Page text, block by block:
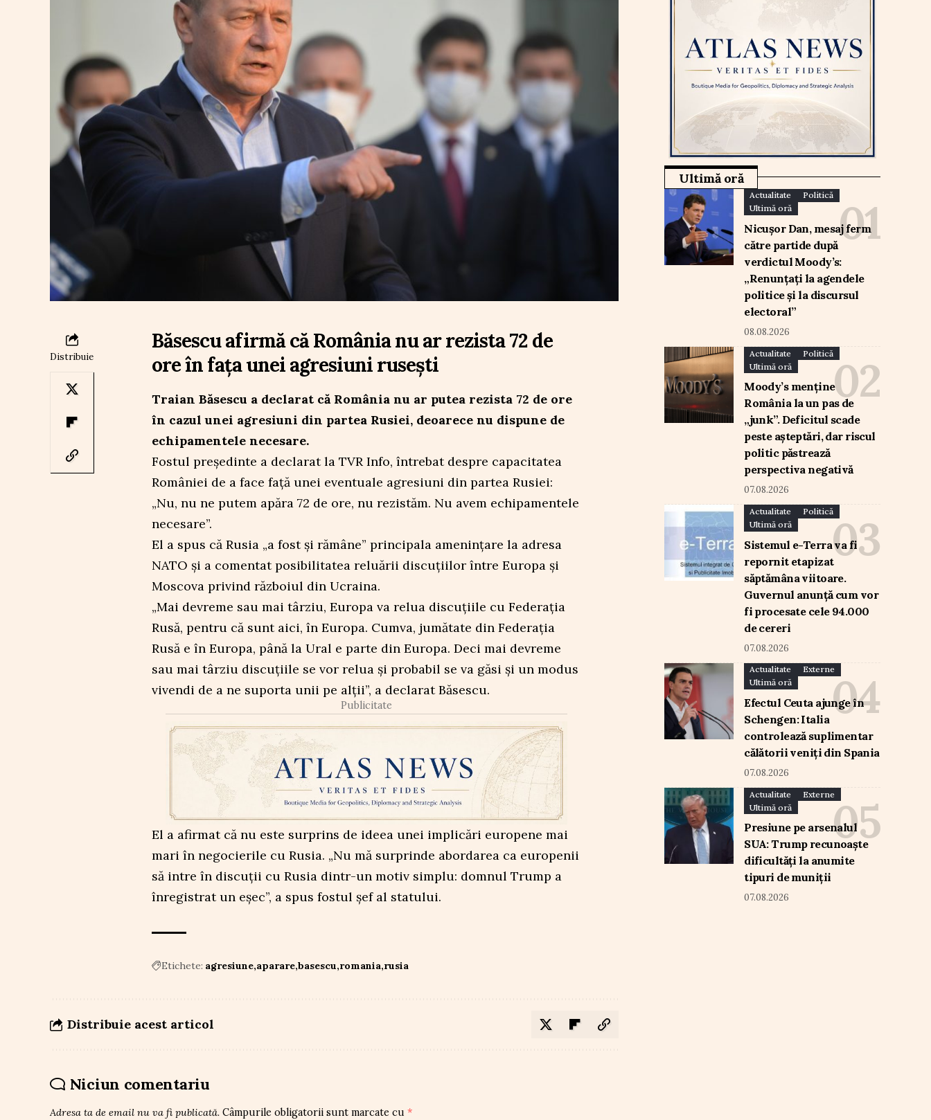
Distribuie
Băsescu afirmă că România nu ar rezista 72 de
ore în fața unei agresiuni rusești
Traian Băsescu a declarat că România nu ar putea rezista 72 de ore
în cazul unei agresiuni din partea Rusiei, deoarece nu dispune de
echipamentele necesare.
Fostul președinte a declarat la TVR Info, întrebat despre capacitatea
României de a face față unei eventuale agresiuni din partea Rusiei:
„Nu, nu ne putem apăra 72 de ore, nu rezistăm. Nu avem echipamentele
necesare”.
El a spus că Rusia „a fost și rămâne” principala amenințare la adresa
NATO și a comentat posibilitatea reluării discuțiilor între Europa și
Moscova privind războiul din Ucraina.
„Mai devreme sau mai târziu, Europa va relua discuțiile cu Federația
Rusă, pentru că sunt aici, în Europa. Cumva, jumătate din Federația
Rusă e în Europa, până la Ural e parte din Europa. Deci mai devreme
sau mai târziu discuțiile se vor relua și probabil se va găsi și un modus
vivendi de a ne suporta unii pe alții”, a declarat Băsescu.
Publicitate
El a afirmat că nu este surprins de ideea unei implicări europene mai
mari în negocierile cu Rusia. „Nu mă surprinde abordarea ca europenii
să intre în discuții cu Rusia dintr-un motiv simplu: domnul Trump a
înregistrat un eșec”, a spus fostul șef al statului.
Etichete: agresiune aparare basescu romania rusia
Distribuie acest articol
Niciun comentariu
Adresa ta de email nu va fi publicată. Câmpurile obligatorii sunt marcate cu *
Ultimă oră
Actualitate
Politică
Ultimă oră
Nicușor Dan, mesaj ferm
către partide după
verdictul Moody’s:
„Renunțați la agendele
politice și la discursul
electoral”
08.08.2026
Actualitate
Politică
Ultimă oră
Moody’s menține
România la un pas de
„junk”. Deficitul scade
peste așteptări, dar riscul
politic păstrează
perspectiva negativă
07.08.2026
Actualitate
Politică
Ultimă oră
Sistemul e-Terra va fi
repornit etapizat
săptămâna viitoare.
Guvernul anunță cum vor
fi procesate cele 94.000
de cereri
07.08.2026
Actualitate
Externe
Ultimă oră
Efectul Ceuta ajunge în
Schengen: Italia
controlează suplimentar
călătorii veniți din Spania
07.08.2026
Actualitate
Externe
Ultimă oră
Presiune pe arsenalul
SUA: Trump recunoaște
dificultăți la anumite
tipuri de muniții
07.08.2026